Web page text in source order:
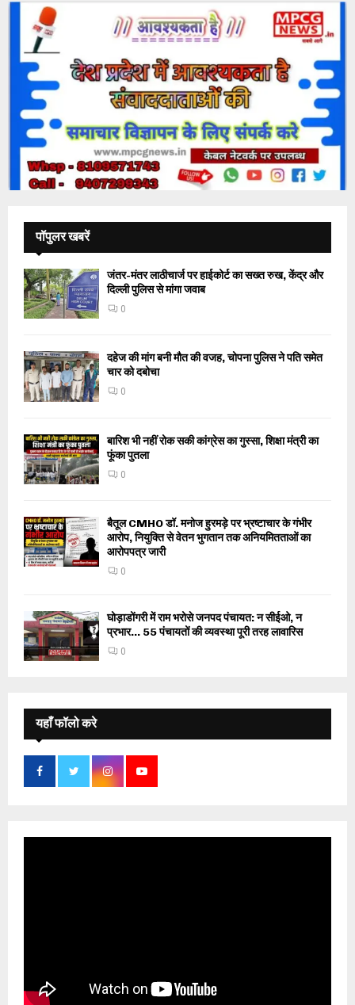
पॉपुलर खबरें
जंतर-मंतर लाठीचार्ज पर हाईकोर्ट का सख्त रुख, केंद्र और
दिल्ली पुलिस से मांगा जवाब
0
दहेज की मांग बनी मौत की वजह, चोपना पुलिस ने पति समेत
चार को दबोचा
0
बारिश भी नहीं रोक सकी कांग्रेस का गुस्सा, शिक्षा मंत्री का
फूंका पुतला
0
बैतूल CMHO डॉ. मनोज हुरमड़े पर भ्रष्टाचार के गंभीर
आरोप, नियुक्ति से वेतन भुगतान तक अनियमितताओं का
आरोपपत्र जारी
0
घोड़ाडोंगरी में राम भरोसे जनपद पंचायत: न सीईओ, न
प्रभार… 55 पंचायतों की व्यवस्था पूरी तरह लावारिस
0
यहाँ फॉलो करे